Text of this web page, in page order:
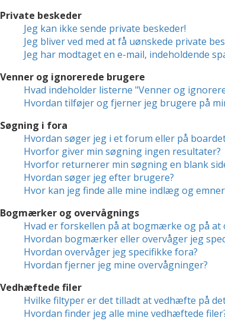
Private beskeder
Jeg kan ikke sende private beskeder!
Jeg bliver ved med at få uønskede private
Jeg har modtaget en e-mail, indeholdende
Venner og ignorerede brugere
Hvad indeholder listerne "Venner og
Hvordan tilføjer og fjerner jeg brugere på
Søgning i fora
Hvordan søger jeg i et forum eller på
Hvorfor giver min søgning ingen resultater?
Hvorfor returnerer min søgning en blank
Hvordan søger jeg efter brugere?
Hvor kan jeg finde alle mine indlæg og
Bogmærker og overvågnings
Hvad er forskellen på at bogmærke og på at
Hvordan bogmærker eller overvåger jeg
Hvordan overvåger jeg specifikke fora?
Hvordan fjerner jeg mine overvågninger?
Vedhæftede filer
Hvilke filtyper er det tilladt at vedhæfte på
Hvordan finder jeg alle mine vedhæftede